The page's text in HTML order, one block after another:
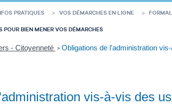
PRATIQUES VOS DÉMARCHES EN LIGNE
POUR BIEN MENER VOS DÉMARCHES
- Citoyenneté > Obligations de l'administration
vis-à-vis des